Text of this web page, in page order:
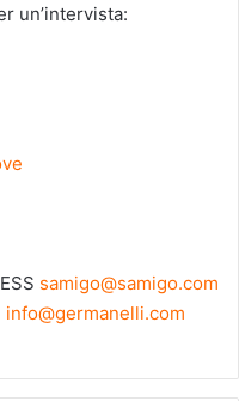
un’intervista:
samigo@samigo.com
info@germanelli.com